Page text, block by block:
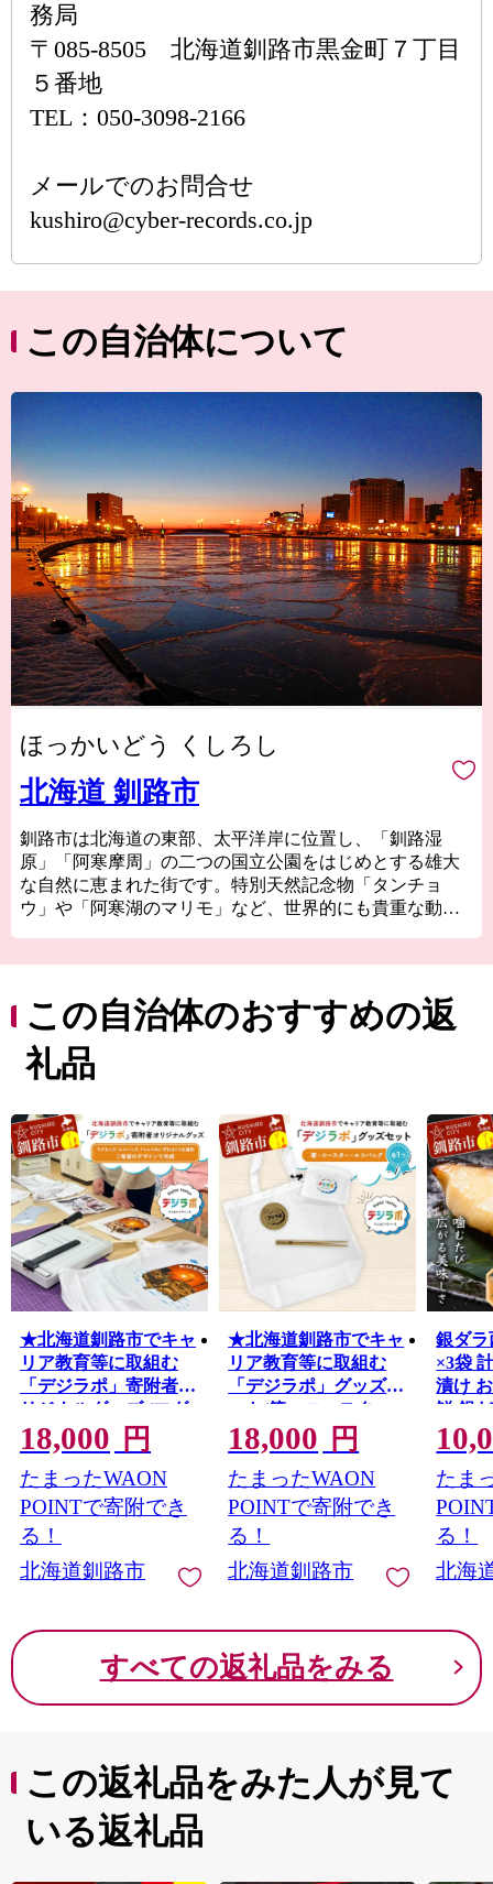
務局
〒085-8505 北海道釧路市黒金町７丁目
５番地
TEL：050-3098-2166
メールでのお問合せ
kushiro@cyber-records.co.jp
この自治体について
ほっかいどう くしろし
北海道 釧路市
釧路市は北海道の東部、太平洋岸に位置し、「釧路湿
原」「阿寒摩周」の二つの国立公園をはじめとする雄大
な自然に恵まれた街です。特別天然記念物「タンチョ
ウ」や「阿寒湖のマリモ」など、世界的にも貴重な動植
いものが豊富なことも釧路の大きな魅力です！ 夏でも最
高気温が20℃前後と涼しく快適な釧路市は移住や長期滞
在にも適しています。
この自治体のおすすめの返
礼品
★北海道釧路市でキャ
リア教育等に取組む
「デジラポ」寄附者オ
リジナルグッズ (マグ
カップ、エコバッグ、
Tシャツから1個選択)
★ 居場所 多世代交流
ICT 人財育成 不登校
児童支援 SDGｓ 子ど
も支援 デジタル F5F-
0262
18,000 円
たまったWAON
POINTで寄附でき
る！
北海道釧路市
★北海道釧路市でキャ
リア教育等に取組む
「デジラポ」グッズセ
ット(箸・コースタ
ー・エコバッグ) ★ 居
場所 多世代交流 ICT
人財育成 不登校児童
支援 SDGｓ 子ども支
援 デジタル F5F-0260
18,000 円
たまったWAON
POINTで寄附でき
る！
北海道釧路市
銀ダラ
×3袋
漬け
鮮 銀
ラ ぎ
魚 西
たま
る！
北海
すべての返礼品をみる
この返礼品をみた人が見て
いる返礼品